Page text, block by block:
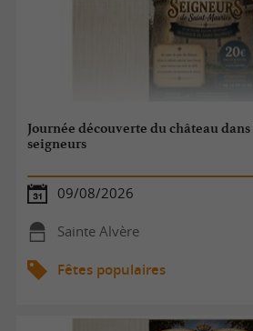
Journée découverte du château
seigneurs
09/08/2026
Sainte Alvère
Fêtes populaires